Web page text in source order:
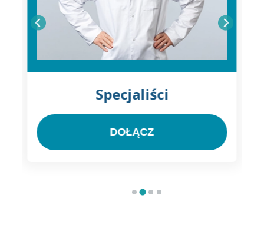
Specjaliści
DOŁĄCZ